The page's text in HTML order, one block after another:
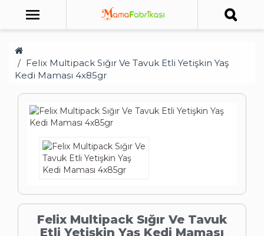
Felix Multipack Sığır Ve Tavuk Etli Yetişkin Yaş
Kedi Maması 4x85gr
Felix Multipack Sığır Ve Tavuk
Etli Yetişkin Yaş Kedi Maması